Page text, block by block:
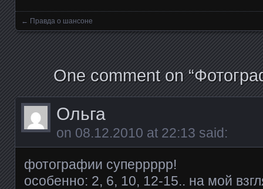
Posts navigation
← Правда о шансоне
One comment on “
Ольга
on 08.12.2010 at 22:13 said:
фотографии суперрррр!
особенно: 2, 6, 10, 12-15.. на мой